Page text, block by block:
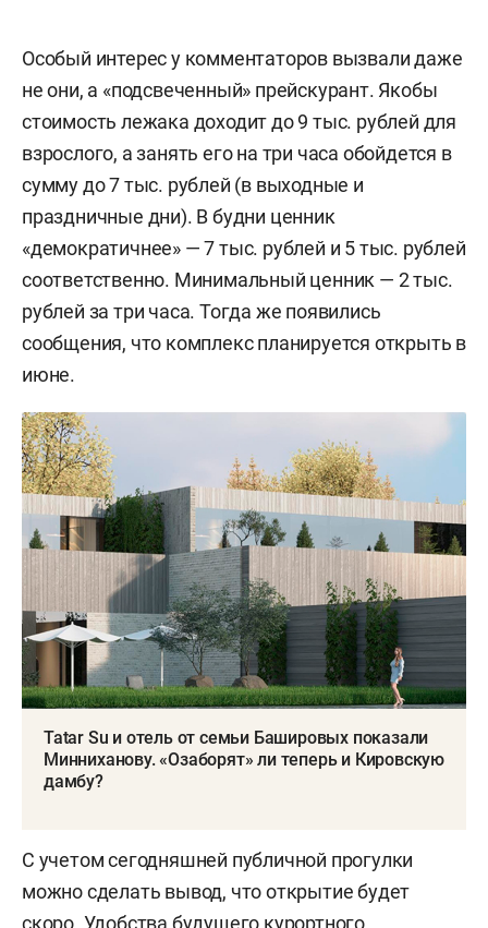
Особый интерес у комментаторов вызвали даже
не они, а «подсвеченный» прейскурант. Якобы
стоимость лежака доходит до 9 тыс. рублей для
взрослого, а занять его на три часа обойдется в
сумму до 7 тыс. рублей (в выходные и
праздничные дни). В будни ценник
«демократичнее» — 7 тыс. рублей и 5 тыс. рублей
соответственно. Минимальный ценник — 2 тыс.
рублей за три часа. Тогда же появились
сообщения, что комплекс планируется открыть в
июне.
Tatar Su и отель от семьи Башировых показали
Минниханову. «Озаборят» ли теперь и Кировскую
дамбу?
С учетом сегодняшней публичной прогулки
можно сделать вывод, что открытие будет
скоро. Удобства будущего курортного